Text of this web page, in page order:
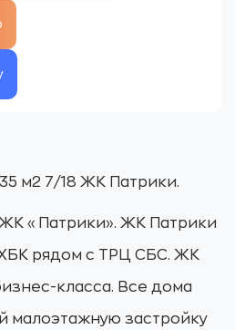
35 м2 7/18 ЖК Патрики.
«Патрики». ЖК Патрики
рядом с ТРЦ СБС. ЖК
класса. Все дома
малоэтажную застройку